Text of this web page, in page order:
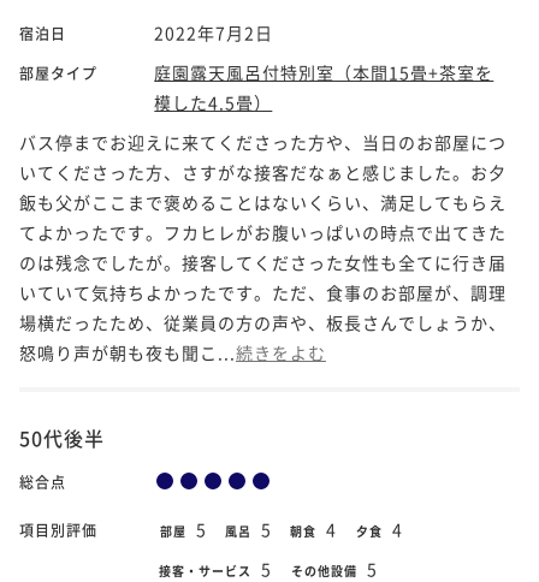
宿泊日 2022年7月2日
部屋タイプ
庭園露天風呂付特別室（本間15畳+茶室を
模した4.5畳）
バス停までお迎えに来てくださった方や、当日のお部屋につ
いてくださった方、さすがな接客だなぁと感じました。お夕
飯も父がここまで褒めることはないくらい、満足してもらえ
てよかったです。フカヒレがお腹いっぱいの時点で出てきた
のは残念でしたが。接客してくださった女性も全てに行き届
いていて気持ちよかったです。ただ、食事のお部屋が、調理
場横だったため、従業員の方の声や、板長さんでしょうか、
怒鳴り声が朝も夜も聞こ... 続きをよむ
50代後半
総合点
項目別評価 部屋 5 風呂 5 朝食 4 夕食 4
接客・サービス 5 その他設備 5